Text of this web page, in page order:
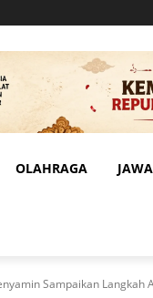
OLAHRAGA
Sampaikan Langkah